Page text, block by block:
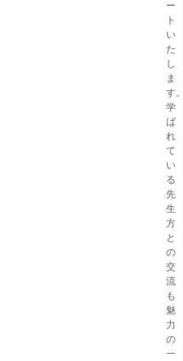
ー
ト
い
た
し
ま
す
学
ば
れ
て
い
る
先
生
方
と
の
交
流
も
魅
力
の
一